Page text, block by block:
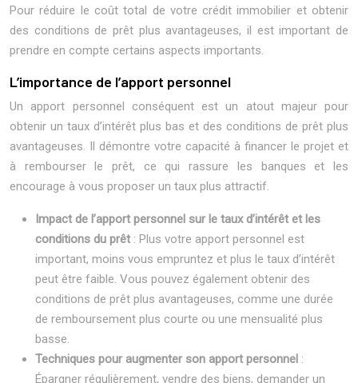
Pour réduire le coût total de votre crédit immobilier et obtenir
des conditions de prêt plus avantageuses, il est important de
prendre en compte certains aspects importants.
L’importance de l’apport personnel
Un apport personnel conséquent est un atout majeur pour
obtenir un taux d’intérêt plus bas et des conditions de prêt plus
avantageuses. Il démontre votre capacité à financer le projet et
à rembourser le prêt, ce qui rassure les banques et les
encourage à vous proposer un taux plus attractif.
Impact de l’apport personnel sur le taux d’intérêt et les
conditions du prêt : Plus votre apport personnel est
important, moins vous empruntez et plus le taux d’intérêt
peut être faible. Vous pouvez également obtenir des
conditions de prêt plus avantageuses, comme une durée
de remboursement plus courte ou une mensualité plus
basse.
Techniques pour augmenter son apport personnel :
Épargner régulièrement, vendre des biens, demander un